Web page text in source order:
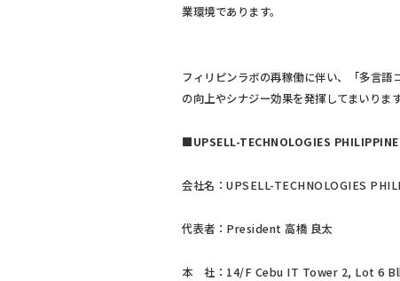
業環境であります。
フィリピンラボの再稼働に伴い、「多言
の向上やシナジー効果を発揮してまいりま
■UPSELL-TECHNOLOGIES
会社名：UPSELL-TECHNOLOGIES
代表者：President 高橋 良太
本 社：14/F Cebu IT Tower 2, Lot 6